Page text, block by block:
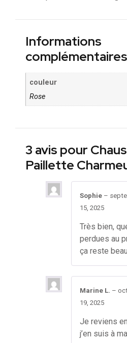
Informations
complémentaires
couleur
Rose
3 avis pour
Paillette
Sophie –
15, 2025
Très bien,
perdues au
ça reste
Marine L. –
19, 2025
Je reviens
j’en suis à